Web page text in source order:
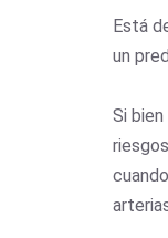
Está
un
Si